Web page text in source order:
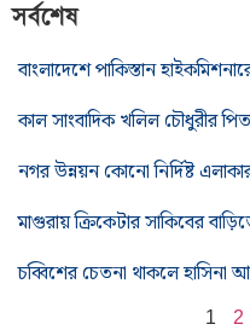
সর্বশেষ
বাংলাদেশে পাকিস্তান
কাল সাংবাদিক খলিল চৌধুরীর
নগর উন্নয়ন কোনো নির্দিষ্ট
মাগুরায় ক্রিকেটার সাকিবের
চব্বিশের চেতনা থাকলে হাসিনা
1 2